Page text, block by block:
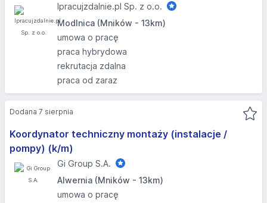
Ipracujzdalnie.pl Sp. z o.o.
Modlnica (Mników - 13km)
umowa o pracę
praca hybrydowa
rekrutacja zdalna
praca od zaraz
Koordynator techniczny montaży (instalacje /
pompy) (k/m)
Gi Group S.A.
Alwernia (Mników - 13km)
umowa o pracę
Dodana 7 sierpnia